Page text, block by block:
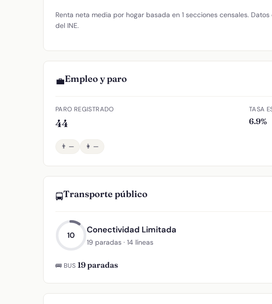
Renta neta media por hogar basada en 1 secciones censales.
del INE.
💼Empleo y paro
PARO REGISTRADO
44
TASA
6.9%
👨 — 👩 —
🚍Transporte público
10
Conectividad Limitada
19 paradas · 14 líneas
🚌 BUS 19 paradas